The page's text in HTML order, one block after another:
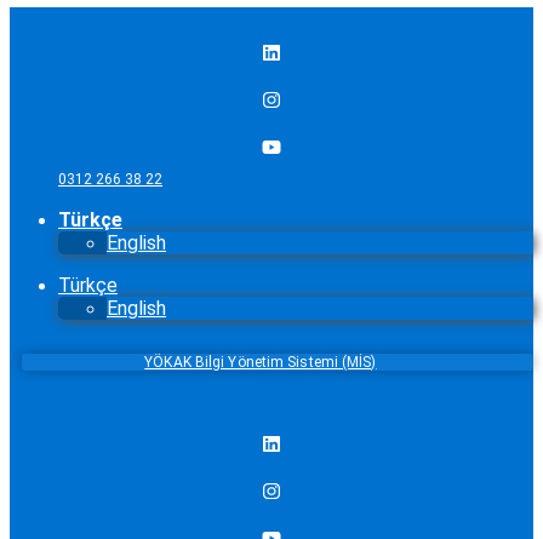
0312 266 38 22
Türkçe
English
Türkçe
English
YÖKAK Bilgi Yönetim Sistemi (MİS)